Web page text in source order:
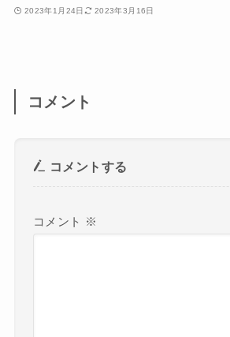
2023年1月24日 2023年3月16日
コメント
コメントする
コメント ※